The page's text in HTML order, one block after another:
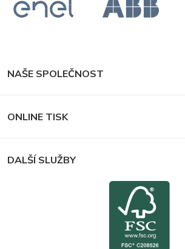
NAŠE SPOLEČNOST
ONLINE TISK
DALŠÍ SLUŽBY